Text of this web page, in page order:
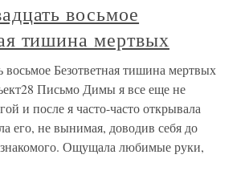
восьмое
тишина мертвых
восьмое Безответная тишина мертвых
Письмо Димы я все еще не
и после я часто-часто открывала
его, не вынимая, доводив себя до
знакомого. Ощущала любимые руки,